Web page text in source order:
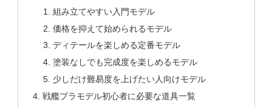
組み立てやすい入門モデル
価格を抑えて始められるモデル
ディテールを楽しめる定番モデル
塗装なしでも完成度を楽しめるモデル
少しだけ難易度を上げたい人向けモデル
戦艦プラモデル初心者に必要な道具一覧